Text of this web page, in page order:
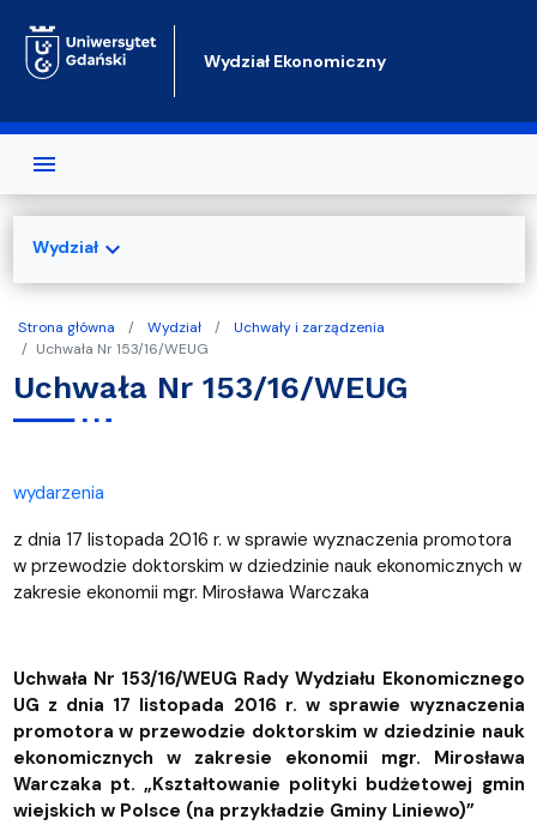
Wydział Ekonomiczny
Strona główna Wydział
Uchwały i zarządzenia
Uchwała Nr 153/16/WEUG
Uchwała Nr 153/16/WEUG
wydarzenia
z dnia 17 listopada 2016 r. w sprawie wyznaczenia promotora
w przewodzie doktorskim w dziedzinie nauk ekonomicznych w
zakresie ekonomii mgr. Mirosława Warczaka
Uchwała Nr 153/16/WEUG Rady Wydziału Ekonomicznego
UG z dnia 17 listopada 2016 r. w sprawie wyznaczenia
promotora w przewodzie doktorskim w dziedzinie nauk
ekonomicznych w zakresie ekonomii mgr. Mirosława
Warczaka pt. „Kształtowanie polityki budżetowej gmin
wiejskich w Polsce (na przykładzie Gminy Liniewo)”
Wydziałexpand_more